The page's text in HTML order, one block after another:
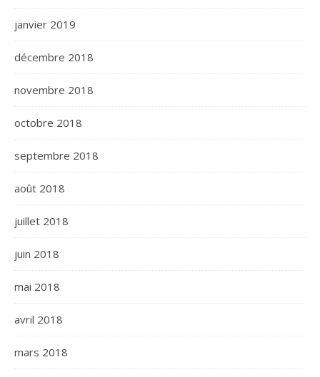
janvier 2019
décembre 2018
novembre 2018
octobre 2018
septembre 2018
août 2018
juillet 2018
juin 2018
mai 2018
avril 2018
mars 2018